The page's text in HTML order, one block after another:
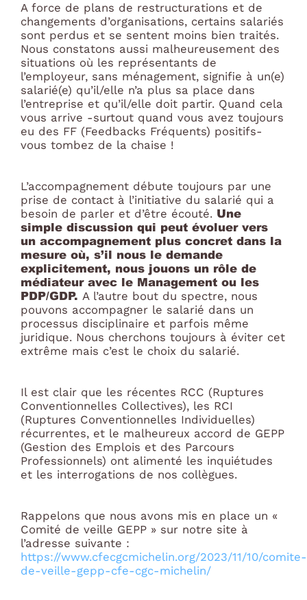
A force de plans de restructurations et de
changements d’organisations, certains salariés
sont perdus et se sentent moins bien traités.
Nous constatons aussi malheureusement des
situations où les représentants de
l’employeur, sans ménagement, signifie à un(e)
salarié(e) qu’il/elle n’a plus sa place dans
l’entreprise et qu’il/elle doit partir. Quand cela
vous arrive -surtout quand vous avez toujours
eu des FF (Feedbacks Fréquents) positifs-
vous tombez de la chaise !
L’accompagnement débute toujours par une
prise de contact à l’initiative du salarié qui a
besoin de parler et d’être écouté. Une
simple discussion qui peut évoluer vers
un accompagnement plus concret dans la
mesure où, s’il nous le demande
explicitement, nous jouons un rôle de
médiateur avec le Management ou les
PDP/GDP. A l’autre bout du spectre, nous
pouvons accompagner le salarié dans un
processus disciplinaire et parfois même
juridique. Nous cherchons toujours à éviter cet
extrême mais c’est le choix du salarié.
Il est clair que les récentes RCC (Ruptures
Conventionnelles Collectives), les RCI
(Ruptures Conventionnelles Individuelles)
récurrentes, et le malheureux accord de GEPP
(Gestion des Emplois et des Parcours
Professionnels) ont alimenté les inquiétudes
et les interrogations de nos collègues.
Rappelons que nous avons mis en place un «
Comité de veille GEPP » sur notre site à
l’adresse suivante :
https://www.cfecgcmichelin.org/2023/11/10/comite-
de-veille-gepp-cfe-cgc-michelin/